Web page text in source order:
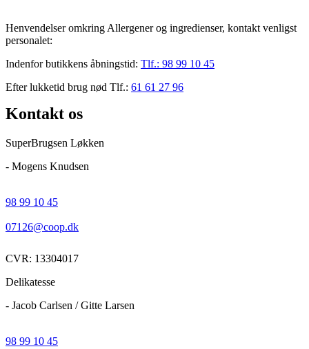
Henvendelser omkring Allergener og ingredienser, kontakt venligst
personalet:
Indenfor butikkens åbningstid: Tlf.: 98 99 10 45
Efter lukketid brug nød Tlf.: 61 61 27 96
Kontakt os
SuperBrugsen Løkken
- Mogens Knudsen
98 99 10 45
07126@coop.dk
CVR: 13304017
Delikatesse
- Jacob Carlsen / Gitte Larsen
98 99 10 45